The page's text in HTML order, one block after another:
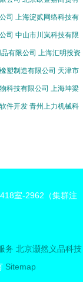
司 上海淀贰网络科技有
司 中山市川岚科技有限
有限公司 上海汇明投资
塑制造有限公司 天津市
科技有限公司 上海坤梁
件开发 青州上力机械科
室-2962（集群注
务 北京灏然义品科技
Sitemap